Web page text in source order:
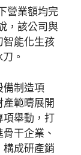
營業額均完
，該公司與
智能化生孩
。
備制造項
產範疇展開
項舉動，打
干企業、
構成研產銷